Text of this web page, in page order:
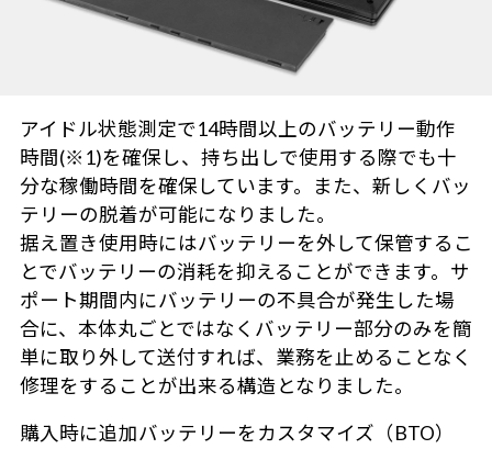
アイドル状態測定で14時間以上のバッテリー動作
時間(※1)を確保し、持ち出しで使用する際でも十
分な稼働時間を確保しています。また、新しくバッ
テリーの脱着が可能になりました。
据え置き使用時にはバッテリーを外して保管するこ
とでバッテリーの消耗を抑えることができます。サ
ポート期間内にバッテリーの不具合が発生した場
合に、本体丸ごとではなくバッテリー部分のみを簡
単に取り外して送付すれば、業務を止めることなく
修理をすることが出来る構造となりました。
購入時に追加バッテリーをカスタマイズ（BTO）